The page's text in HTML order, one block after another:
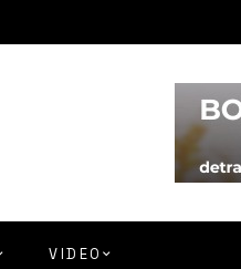
VIDEO